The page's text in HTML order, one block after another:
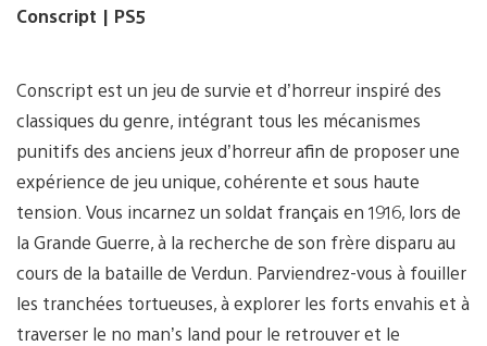
Conscript | PS5
Conscript est un jeu de survie et d’horreur inspiré des
classiques du genre, intégrant tous les mécanismes
punitifs des anciens jeux d’horreur afin de proposer une
expérience de jeu unique, cohérente et sous haute
tension. Vous incarnez un soldat français en 1916, lors de
la Grande Guerre, à la recherche de son frère disparu au
cours de la bataille de Verdun. Parviendrez-vous à fouiller
les tranchées tortueuses, à explorer les forts envahis et à
traverser le no man’s land pour le retrouver et le